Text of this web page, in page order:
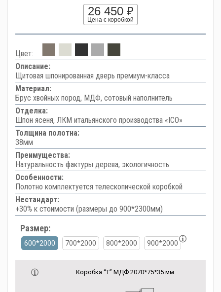
26 450 ₽
Цена с коробкой
Цвет:
Описание:
Щитовая шпонированная дверь премиум-класса
Материал:
Брус хвойных пород, МДФ, сотовый наполнитель
Отделка:
Шпон ясеня, ЛКМ итальянского производства «ICO»
Толщина полотна:
38мм
Преимущества:
Натуральность фактуры дерева, экологичность
Особенности:
Полотно комплектуется телескопической коробкой
Нестандарт:
+30% к стоимости (размеры до 900*2300мм)
Размер:
600*2000 700*2000 800*2000 900*2000
Коробка “Т” МДФ 2070*75*35 мм